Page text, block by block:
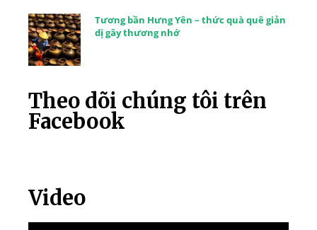
Tương bần Hưng Yên – thức quà quê giản
dị gây thương nhớ
Theo dõi chúng tôi trên
Facebook
Video